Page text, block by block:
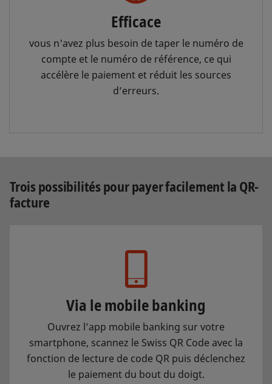
Efficace
vous n'avez plus besoin de taper le numéro de
compte et le numéro de référence, ce qui
accélère le paiement et réduit les sources
d’erreurs.
Trois possibilités pour payer facilement la QR-
facture
Via le mobile banking
Ouvrez l’app mobile banking sur votre
smartphone, scannez le Swiss QR Code avec la
fonction de lecture de code QR puis déclenchez
le paiement du bout du doigt.